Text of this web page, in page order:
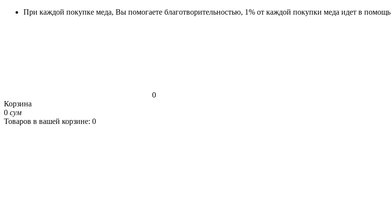
При каждой покупке меда, Вы помогаете благотворительностью, 1% от каждой покупки меда идет в
0
Корзина
0 сум
Товаров в вашей корзине: 0